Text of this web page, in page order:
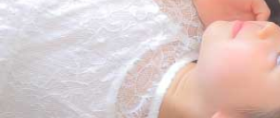
家族写真・記念写真